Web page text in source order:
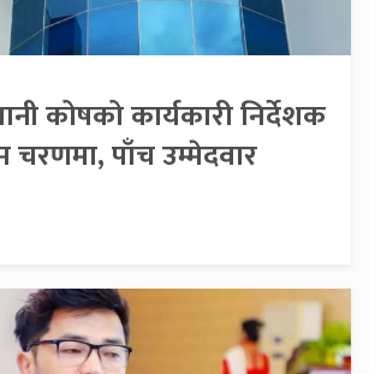
कोषको कार्यकारी निर्देशक
चरणमा, पाँच उम्मेदवार